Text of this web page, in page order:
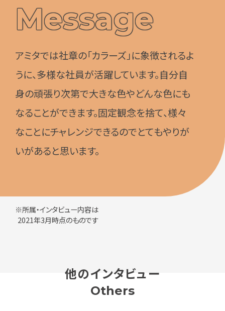
※所属・インタビュー内容は
2021年3月時点のものです
Message
アミタでは社章の「カラーズ」に象徴されるよ
うに、多様な社員が活躍しています。自分自
身の頑張り次第で大きな色やどんな色にも
なることができます。固定観念を捨て、様々
なことにチャレンジできるのでとてもやりが
いがあると思います。
他のインタビュー
Others